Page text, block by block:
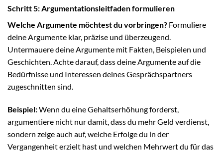
Schritt 5: Argumentationsleitfaden formulieren
Welche Argumente möchtest du vorbringen? Formuliere
deine Argumente klar, präzise und überzeugend.
Untermauere deine Argumente mit Fakten, Beispielen und
Geschichten. Achte darauf, dass deine Argumente auf die
Bedürfnisse und Interessen deines Gesprächspartners
zugeschnitten sind.
Beispiel:Wenn du eine Gehaltserhöhung forderst,
argumentiere nicht nur damit, dass du mehr Geld verdienst,
sondern zeige auch auf, welche Erfolge du in der
Vergangenheit erzielt hast und welchen Mehrwert du für das